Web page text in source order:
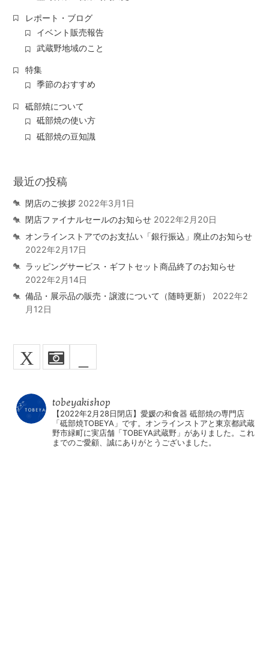
レポート・ブログ
イベント販売報告
武蔵野地域のこと
特集
季節のおすすめ
砥部焼について
砥部焼の使い方
砥部焼の豆知識
最近の投稿
閉店のご挨拶 2022年3月1日
閉店ファイナルセールのお知らせ 2022年2月20日
オンラインストアでのお支払い「銀行振込」廃止のお知らせ
2022年2月17日
ラッピングサービス・ギフトセット商品終了のお知らせ
2022年2月14日
備品・展示品の販売・譲渡について（随時更新）
2022年2
月12日
X
tobeyakishop
【2022年2月28日閉店】愛媛の和食器 砥部焼の専門店
「砥部焼TOBEYA」です。オンラインストアと東京都武蔵
野市緑町に実店舗「TOBEYA武蔵野」がありました。これ
までのご愛顧、誠にありがとうございました。